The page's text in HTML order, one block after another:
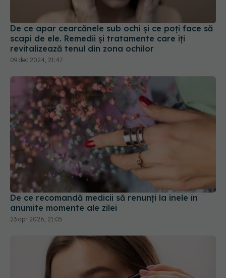
De ce apar cearcănele sub ochi și ce poți face să
scapi de ele. Remedii și tratamente care îți
revitalizează tenul din zona ochilor
09 dec 2024, 21:47
De ce recomandă medicii să renunți la inele în
anumite momente ale zilei
23 apr 2026, 21:05